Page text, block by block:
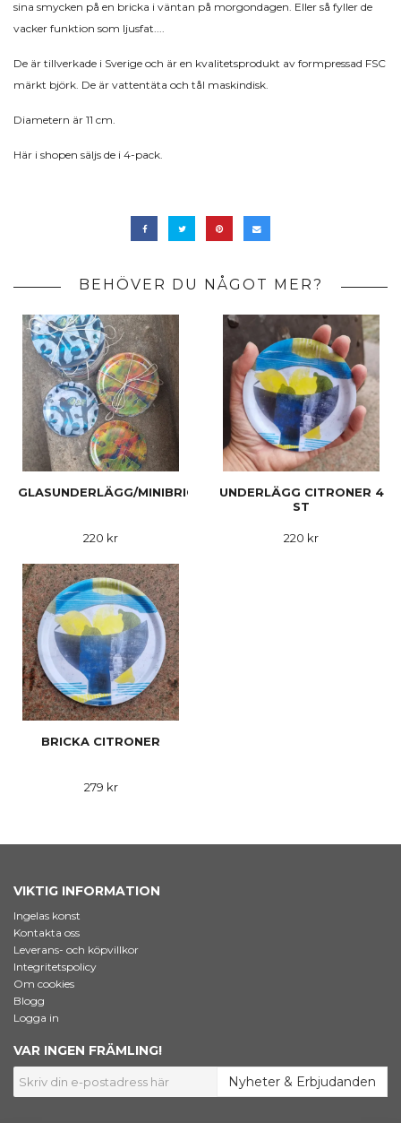
sina smycken på en bricka i väntan på morgondagen. Eller så fyller de
vacker funktion som ljusfat....
De är tillverkade i Sverige och är en kvalitetsprodukt av formpressad FSC
märkt björk. De är vattentäta och tål maskindisk.
Diametern är 11 cm.
Här i shopen säljs de i 4-pack.
BEHÖVER DU NÅGOT MER?
GLASUNDERLÄGG/MINIBRICKOR
220 kr
UNDERLÄGG CITRONER 4
ST
220 kr
BRICKA CITRONER
279 kr
VIKTIG INFORMATION
Ingelas konst
Kontakta oss
Leverans- och köpvillkor
Integritetspolicy
Om cookies
Blogg
Logga in
VAR INGEN FRÄMLING!
Nyheter & Erbjudanden